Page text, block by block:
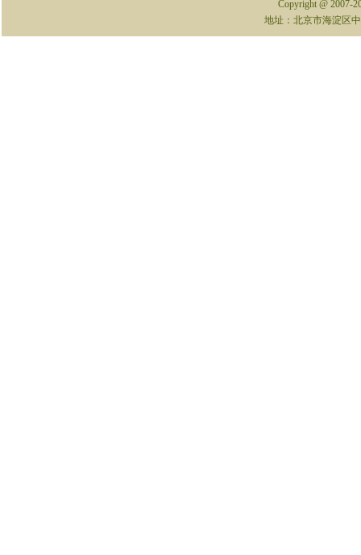
Copyright @ 2007-
地址：北京市海淀区